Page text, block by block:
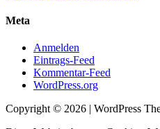
Meta
Anmelden
Eintrags-Feed
Kommentar-Feed
WordPress.org
Copyright © 2026 | WordPress